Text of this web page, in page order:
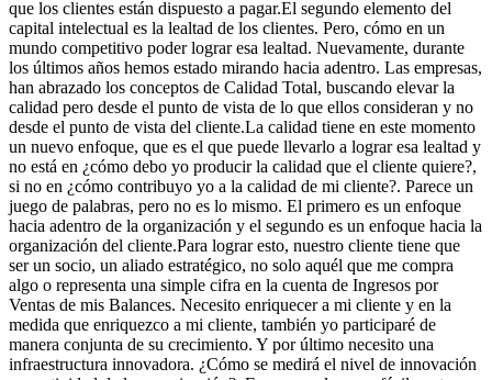
que los clientes están dispuesto a pagar.El segundo elemento del
capital intelectual es la lealtad de los clientes. Pero, cómo en un
mundo competitivo poder lograr esa lealtad. Nuevamente, durante
los últimos años hemos estado mirando hacia adentro. Las empresas,
han abrazado los conceptos de Calidad Total, buscando elevar la
calidad pero desde el punto de vista de lo que ellos consideran y no
desde el punto de vista del cliente.La calidad tiene en este momento
un nuevo enfoque, que es el que puede llevarlo a lograr esa lealtad y
no está en ¿cómo debo yo producir la calidad que el cliente quiere?,
si no en ¿cómo contribuyo yo a la calidad de mi cliente?. Parece un
juego de palabras, pero no es lo mismo. El primero es un enfoque
hacia adentro de la organización y el segundo es un enfoque hacia la
organización del cliente.Para lograr esto, nuestro cliente tiene que
ser un socio, un aliado estratégico, no solo aquél que me compra
algo o representa una simple cifra en la cuenta de Ingresos por
Ventas de mis Balances. Necesito enriquecer a mi cliente y en la
medida que enriquezco a mi cliente, también yo participaré de
manera conjunta de su crecimiento. Y por último necesito una
infraestructura innovadora. ¿Cómo se medirá el nivel de innovación